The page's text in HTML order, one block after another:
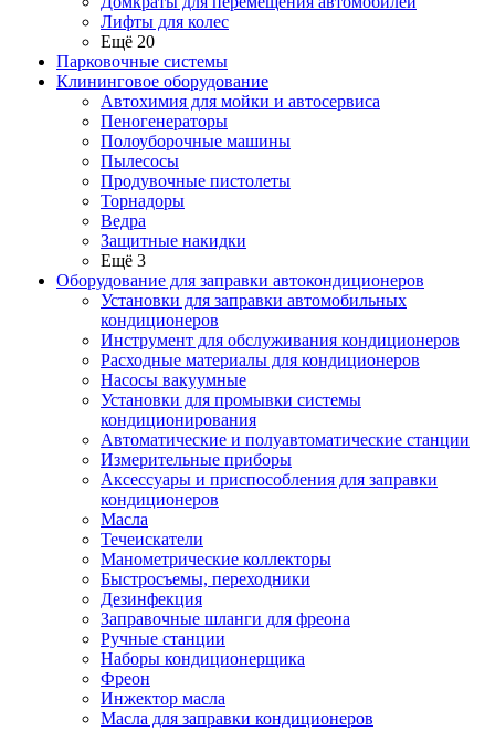
Лифты для колес
Ещё 20
Парковочные системы
Клининговое оборудование
Автохимия для мойки и автосервиса
Пеногенераторы
Полоуборочные машины
Пылесосы
Продувочные пистолеты
Торнадоры
Ведра
Защитные накидки
Ещё 3
Оборудование для заправки автокондиционеров
Установки для заправки автомобильных
кондиционеров
Инструмент для обслуживания кондиционеров
Расходные материалы для кондиционеров
Насосы вакуумные
Установки для промывки системы
кондиционирования
Автоматические и полуавтоматические станции
Измерительные приборы
Аксессуары и приспособления для заправки
кондиционеров
Масла
Течеискатели
Манометрические коллекторы
Быстросъемы, переходники
Дезинфекция
Заправочные шланги для фреона
Ручные станции
Наборы кондиционерщика
Фреон
Инжектор масла
Масла для заправки кондиционеров